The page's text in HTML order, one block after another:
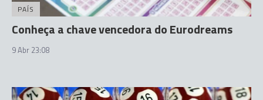
PAÍS
Conheça a chave vencedora do Eurodreams
9 Abr 23:08